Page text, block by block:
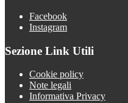
Facebook
Instagram
Sezione Link Utili
Cookie policy
Note legali
Informativa Privacy